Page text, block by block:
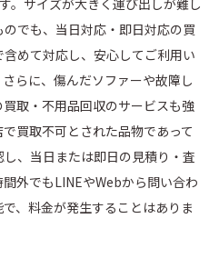
西五軒町
西早稲田
払方町
馬場下町
。サイズが大きく運び出しが難し
でも、当日対応・即日対応の買
めて対応し、安心してご利用い
らに、傷んだソファーや故障し
取・不用品回収のサービスも強
買取不可とされた品物であって
、当日または即日の見積り・査
外でもLINEやWebから問い合わ
、料金が発生することはありま